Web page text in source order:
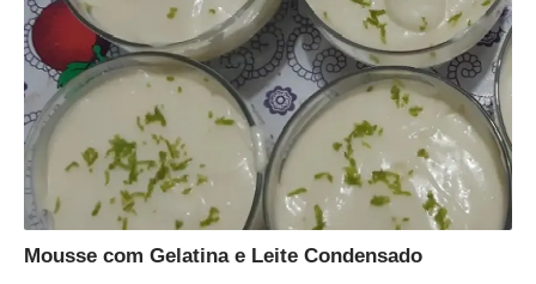
Mousse com Gelatina e Leite Condensado